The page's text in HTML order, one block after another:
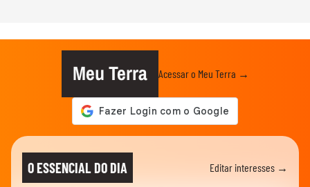
Meu Terra Acessar o Meu Terra →
O ESSENCIAL DO DIA Editar interesses →